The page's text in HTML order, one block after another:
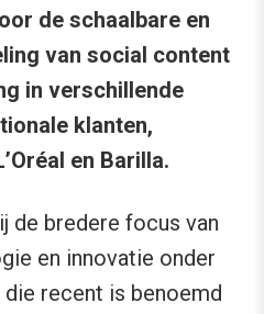
de schaalbare en
van social content
in verschillende
klanten,
en Barilla.
de bredere focus van
en innovatie onder
recent is benoemd